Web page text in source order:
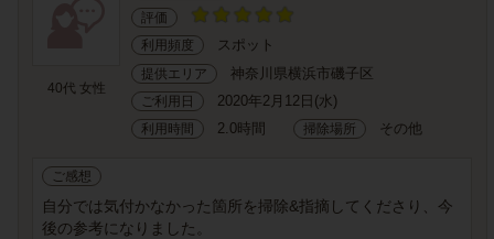
40代 女性
評価
利用頻度
スポット
提供エリア 神奈川県横浜市磯子区
ご利用日 2020年2月12日(水)
利用時間 2.0時間 掃除場所 その他
ご感想
自分では気付かなかった箇所を掃除&指摘してくださり、今
後の参考になりました。